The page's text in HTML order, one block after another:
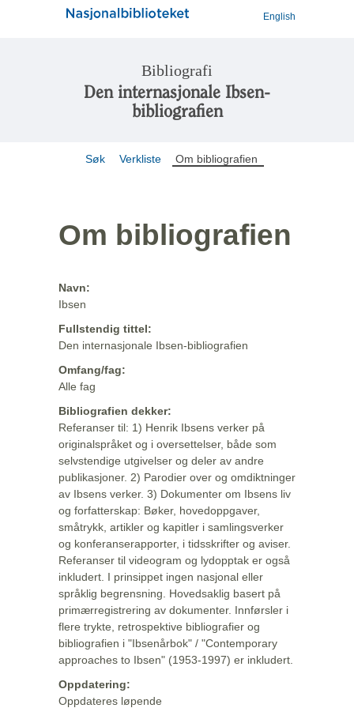
English
Bibliografi
Den internasjonale Ibsen-
bibliografien
Søk Verkliste Om bibliografien
Om bibliografien
Navn:
Ibsen
Fullstendig tittel:
Den internasjonale Ibsen-bibliografien
Omfang/fag:
Alle fag
Bibliografien dekker:
Referanser til: 1) Henrik Ibsens verker på
originalspråket og i oversettelser, både som
selvstendige utgivelser og deler av andre
publikasjoner. 2) Parodier over og omdiktninger
av Ibsens verker. 3) Dokumenter om Ibsens liv
og forfatterskap: Bøker, hovedoppgaver,
småtrykk, artikler og kapitler i samlingsverker
og konferanserapporter, i tidsskrifter og aviser.
Referanser til videogram og lydopptak er også
inkludert. I prinsippet ingen nasjonal eller
språklig begrensning. Hovedsaklig basert på
primærregistrering av dokumenter. Innførsler i
flere trykte, retrospektive bibliografier og
bibliografien i "Ibsenårbok" / "Contemporary
approaches to Ibsen" (1953-1997) er inkludert.
Oppdatering:
Oppdateres løpende